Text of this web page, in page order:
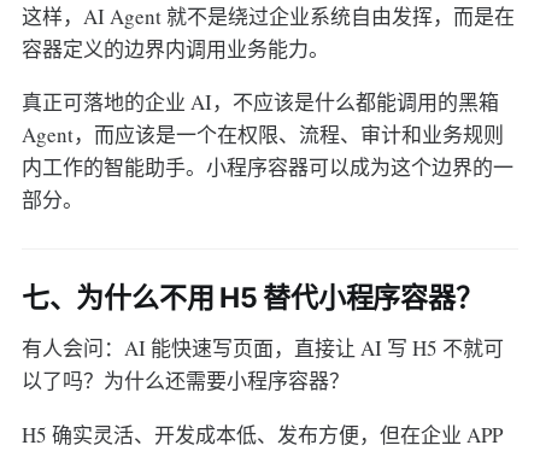
这样，AI Agent 就不是绕过企业系统自由发挥，而是在
容器定义的边界内调用业务能力。
真正可落地的企业 AI，不应该是什么都能调用的黑箱
Agent，而应该是一个在权限、流程、审计和业务规则
内工作的智能助手。小程序容器可以成为这个边界的一
部分。
七、为什么不用 H5 替代小程序容器？
有人会问：AI 能快速写页面，直接让 AI 写 H5 不就可
以了吗？为什么还需要小程序容器？
H5 确实灵活、开发成本低、发布方便，但在企业 APP